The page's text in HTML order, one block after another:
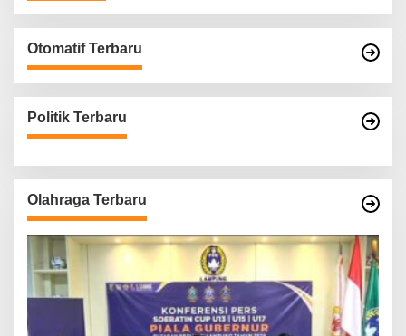
Otomatif Terbaru
Politik Terbaru
Olahraga Terbaru